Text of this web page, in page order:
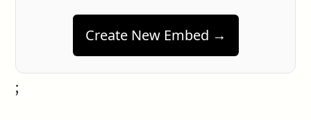
Create New Embed →
;